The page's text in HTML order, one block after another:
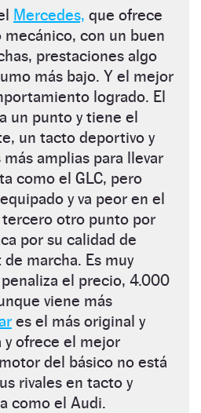
Mercedes, que ofrece
con un buen
prestaciones algo
más bajo. Y el mejor
logrado. El
un punto y tiene el
un tacto deportivo y
amplias para llevar
como el GLC, pero
y va peor en el
tercero otro punto por
por su calidad de
marcha. Es muy
el precio, 4.000
viene más
es el más original y
ofrece el mejor
del básico no está
rivales en tacto y
como el Audi.